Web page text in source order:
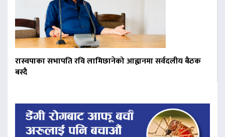
रास्वपाका सभापति रवि लामिछानेको आह्वानमा सर्वदलीय बैठक
बस्दै